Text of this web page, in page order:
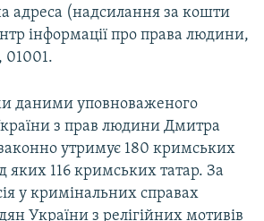
адреса (надсилання за кошти
інформації про права людини,
01001.
даними уповноваженого
з прав людини Дмитра
утримує 180 кримських
яких 116 кримських татар. За
у кримінальних справах
України з релігійних мотивів